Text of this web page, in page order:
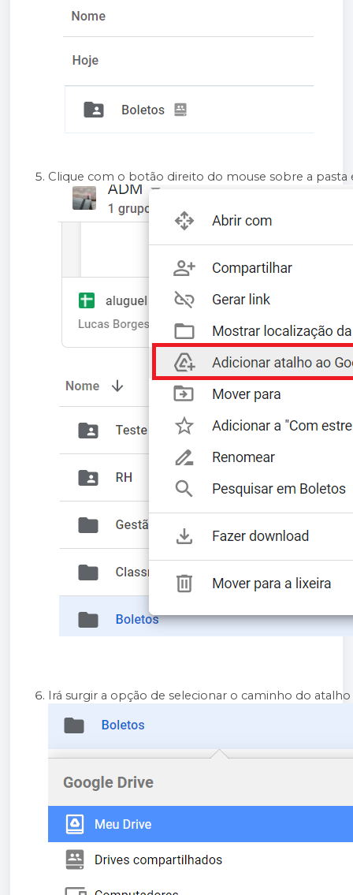
Clique com o botão direito do mouse sobre a pasta
Irá surgir a opção de selecionar o caminho do